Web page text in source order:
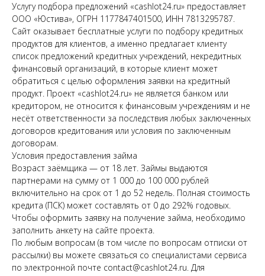
Услугу подбора предложений «cashlot24.ru» предоставляет
ООО «Юстива», ОГРН 1177847401500, ИНН 7813295787.
Сайт оказывает бесплатные услуги по подбору кредитных
продуктов для клиентов, а именно предлагает клиенту
список предложений кредитных учреждений, некредитных
финансовый организаций, в которые клиент может
обратиться с целью оформления заявки на кредитный
продукт. Проект «cashlot24.ru» не является банком или
кредитором, не относится к финансовым учреждениям и не
несёт ответственности за последствия любых заключенных
договоров кредитования или условия по заключенным
договорам.
Условия предоставления займа
Возраст заёмщика — от 18 лет. Займы выдаются
партнерами на сумму от 1 000 до 100 000 рублей
включительно на срок от 1 до 52 недель. Полная стоимость
кредита (ПСК) может составлять от 0 до 292% годовых.
Чтобы оформить заявку на получение займа, необходимо
заполнить анкету на сайте проекта.
По любым вопросам (в том числе по вопросам отписки от
рассылки) вы можете связаться со специалистами сервиса
по электронной почте contact@cashlot24.ru. Для